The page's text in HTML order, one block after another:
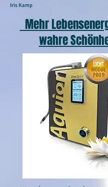
Iris Kamp
Mehr
wahre